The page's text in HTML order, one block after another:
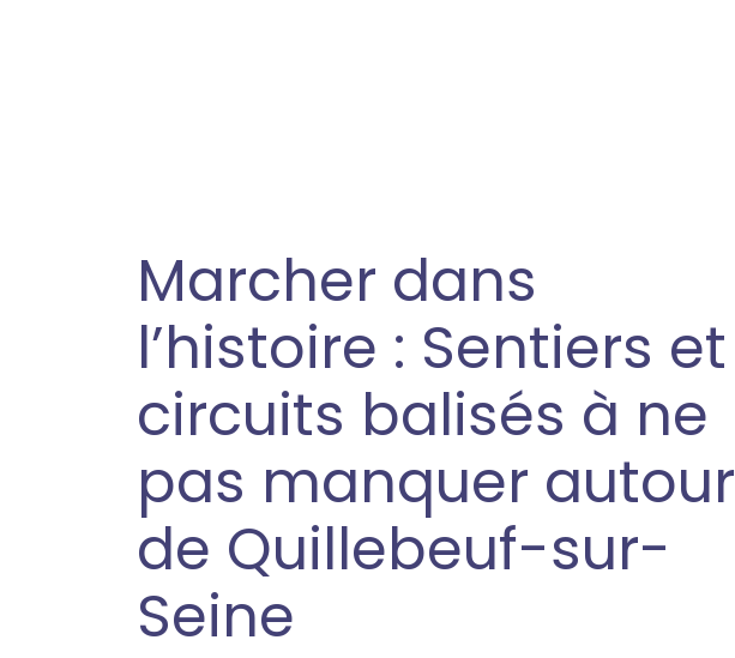
Marcher dans
l’histoire : Sentiers et
circuits balisés à ne
pas manquer autour
de Quillebeuf-sur-
Seine